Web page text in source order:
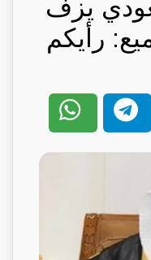
يزف
رأيكم